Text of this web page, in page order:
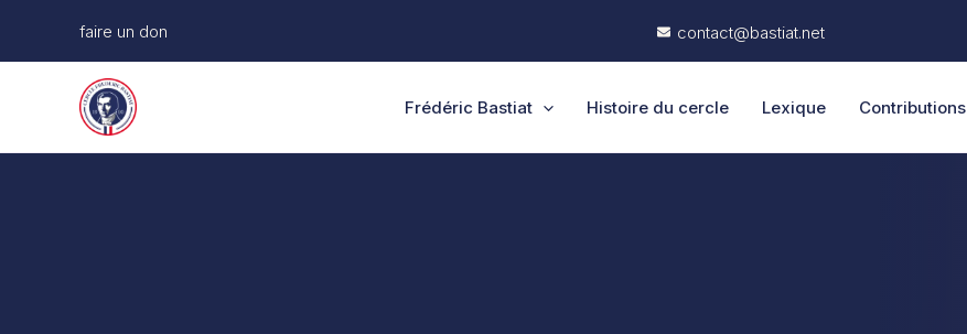
faire un don contact@bastiat.net
Frédéric Bastiat Histoire du cercle Lexique Contributions